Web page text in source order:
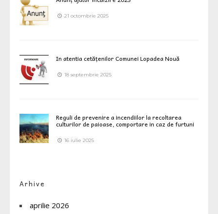
21 octombrie 2025
In atentia cetățenilor Comunei Lopadea Nouă
18 septembrie 2025
Reguli de prevenire a incendiilor la recoltarea
culturilor de paioase, comportare in caz de furtuni
16 iulie 2025
Arhive
aprilie 2026